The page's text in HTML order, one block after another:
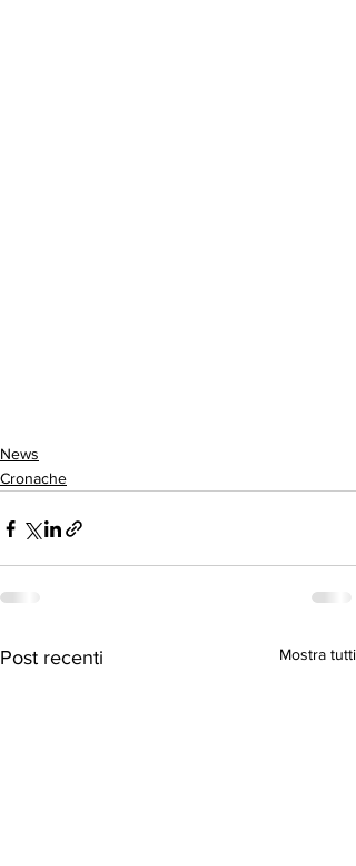
News
Cronache
Post recenti Mostra tutti